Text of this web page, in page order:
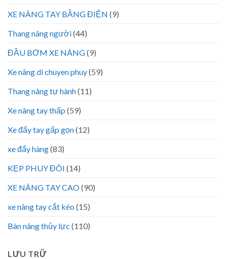
XE NÂNG TAY BẰNG ĐIỆN (9)
Thang nâng người(44)
ĐẦU BƠM XE NÂNG(9)
Xe nâng di chuyen phuy(59)
Thang nâng tự hành(11)
Xe nâng tay thấp (59)
Xe đẩy tay gấp gọn(12)
xe đẩy hàng(83)
KẸP PHUY ĐÔI (14)
XE NÂNG TAY CAO(90)
xe nâng tay cắt kéo (15)
Bàn nâng thủy lực (110)
LƯU TRỮ